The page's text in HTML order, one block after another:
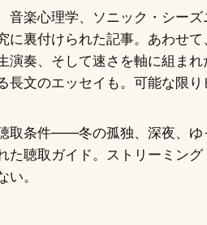
音楽心理学、ソニック・シーズ
に裏付けられた記事。あわせて
演奏、そして速さを軸に組ま
文のエッセイも。可能な限り
取条件——冬の孤独、深夜、ゆ
聴取ガイド。ストリーミング
。